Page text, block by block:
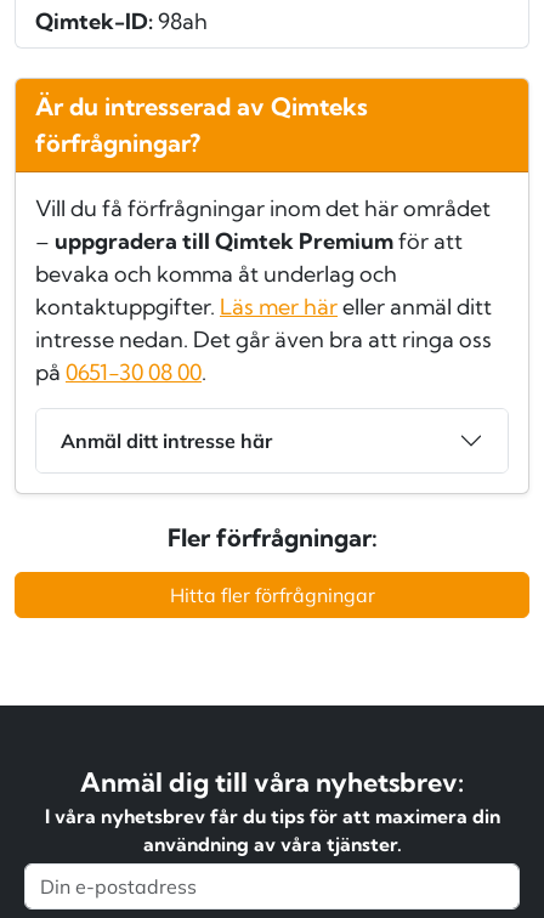
Qimtek-ID:98ah
Är du intresserad av Qimteks
förfrågningar?
Vill du få förfrågningar inom det här området
– uppgradera till Qimtek Premiumför att
bevaka och komma åt underlag och
kontaktuppgifter. Läs mer häreller anmäl ditt
intresse nedan. Det går även bra att ringa oss
på 0651-30 08 00.
Anmäl ditt intresse här
Fler förfrågningar:
Hitta fler förfrågningar
Anmäl dig till våra nyhetsbrev:
I våra nyhetsbrev får du tips för att maximera din
användning av våra tjänster.